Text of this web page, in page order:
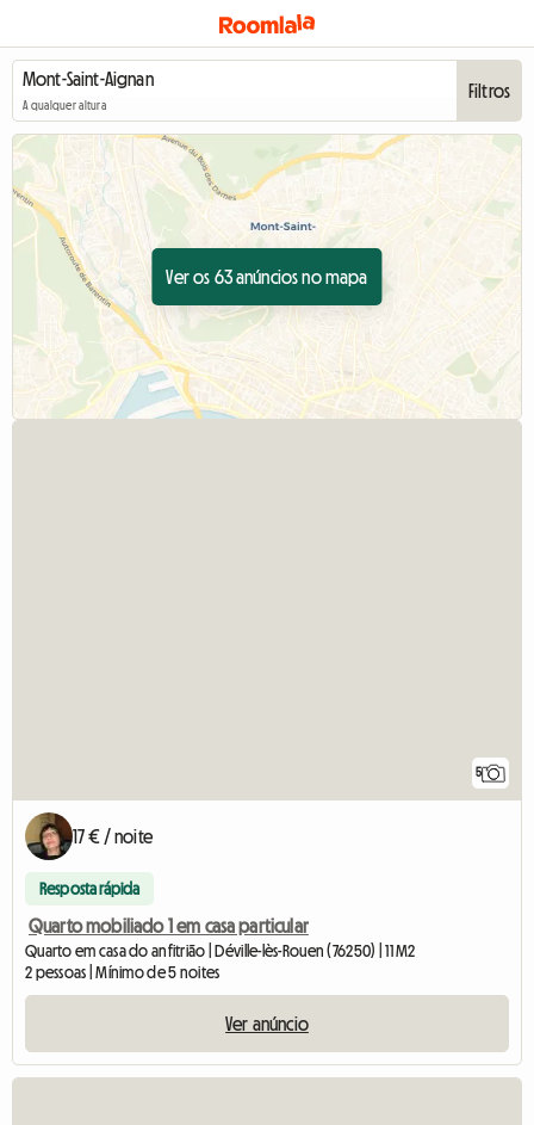
A qualquer altura
Filtros
Ver os 63 anúncios no mapa
5
17 € / noite
Resposta rápida
Quarto mobiliado 1 em casa particular
Quarto em casa do anfitrião | Déville-lès-Rouen (76250) | 11 M2
2 pessoas | Mínimo de 5 noites
Ver anúncio